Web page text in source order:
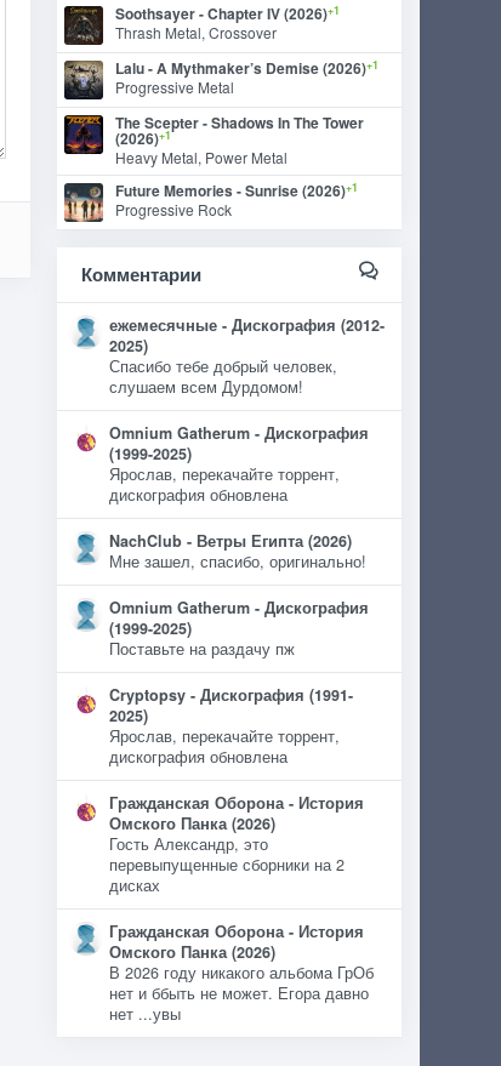
Soothsayer - Chapter IV (2026)+1
Thrash Metal, Crossover
Lalu - A Mythmaker’s Demise (2026)+1
Progressive Metal
The Scepter - Shadows In The Tower
(2026)+1
Heavy Metal, Power Metal
Future Memories - Sunrise (2026)+1
Progressive Rock
Комментарии
ежемесячные - Дискография (2012-
2025)
Спасибо тебе добрый человек,
слушаем всем Дурдомом!
Omnium Gatherum - Дискография
(1999-2025)
Ярослав, перекачайте торрент,
дискография обновлена
NachClub - Ветры Египта (2026)
Мне зашел, спасибо, оригинально!
Omnium Gatherum - Дискография
(1999-2025)
Поставьте на раздачу пж
Cryptopsy - Дискография (1991-
2025)
Ярослав, перекачайте торрент,
дискография обновлена
Гражданская Оборона - История
Омского Панка (2026)
Гость Александр, это
перевыпущенные сборники на 2
дисках
Гражданская Оборона - История
Омского Панка (2026)
В 2026 году никакого альбома ГрОб
нет и ббыть не может. Егора давно
нет ...увы